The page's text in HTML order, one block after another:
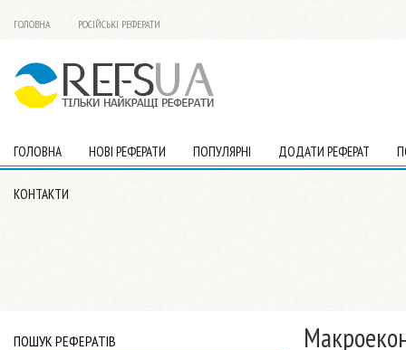
ГОЛОВНА РОСІЙСЬКІ РЕФЕРАТИ
ГОЛОВНА НОВІ РЕФЕРАТИ ПОПУЛЯРНІ ДОДАТИ РЕФЕРАТ
КОНТАКТИ
ПОШУК РЕФЕРАТІВ